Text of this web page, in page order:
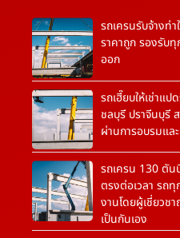
รถเครนรับจ้างท่า
ราคาถูก รองรับ
ออก
รถเฮี๊ยบให้เช่าแ
ชลบุรี ปราจีนบุรี
ผ่านการอบรมแล
รถเครน 130 ตั
ตรงต่อเวลา รถ
งานโดยผู้เชี่ยวช
เป็นกันเอง